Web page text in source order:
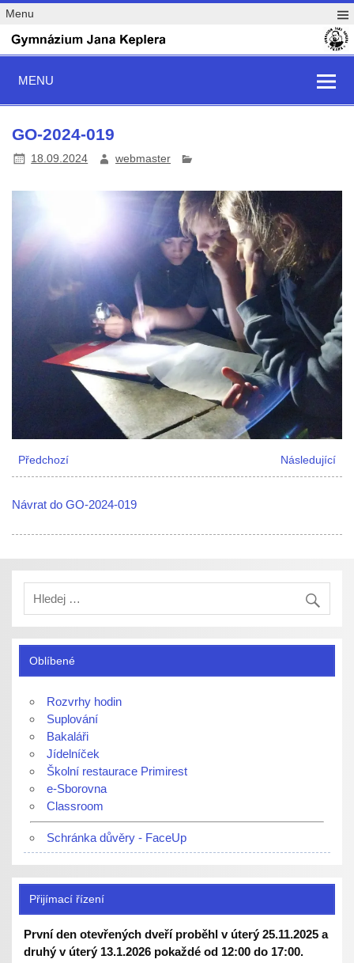
Menu
MENU
GO-2024-019
18.09.2024 webmaster
Předchozí Následující
Návrat do GO-2024-019
Oblíbené
Rozvrhy hodin
Suplování
Bakaláři
Jídelníček
Školní restaurace Primirest
e-Sborovna
Classroom
Schránka důvěry - FaceUp
Přijímací řízení
První den otevřených dveří proběhl v úterý 25.11.2025 a
druhý v úterý 13.1.2026 pokaždé od 12:00 do 17:00.